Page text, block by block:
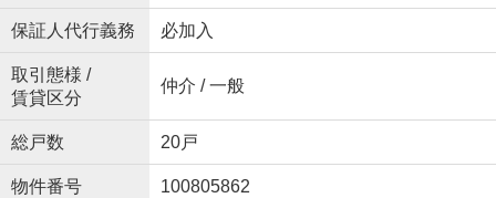
保証人代行義務 必加入
取引態様 /
賃貸区分
仲介 / 一般
総戸数 20戸
物件番号 100805862